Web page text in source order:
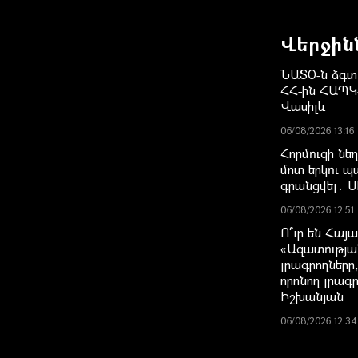
ՆԱՏՕ-ն
ՀՀ-ին
Վասիլև
06/08/2026 13:16
Հորմուզի
մոտ երկու
գրանցվել․
06/08/2026 12:51
Ո՞ւր են
որոնող
Իշխանյան
06/08/2026 12:34